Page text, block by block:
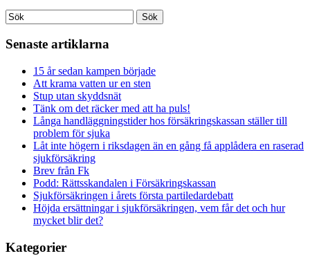
Senaste artiklarna
15 år sedan kampen började
Att krama vatten ur en sten
Stup utan skyddsnät
Tänk om det räcker med att ha puls!
Långa handläggningstider hos försäkringskassan ställer till
problem för sjuka
Låt inte högern i riksdagen än en gång få applådera en raserad
sjukförsäkring
Brev från Fk
Podd: Rättsskandalen i Försäkringskassan
Sjukförsäkringen i årets första partiledardebatt
Höjda ersättningar i sjukförsäkringen, vem får det och hur
mycket blir det?
Kategorier